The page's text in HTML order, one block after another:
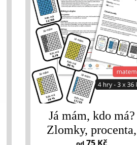
Já mám, kdo má?
Zlomky, procenta,